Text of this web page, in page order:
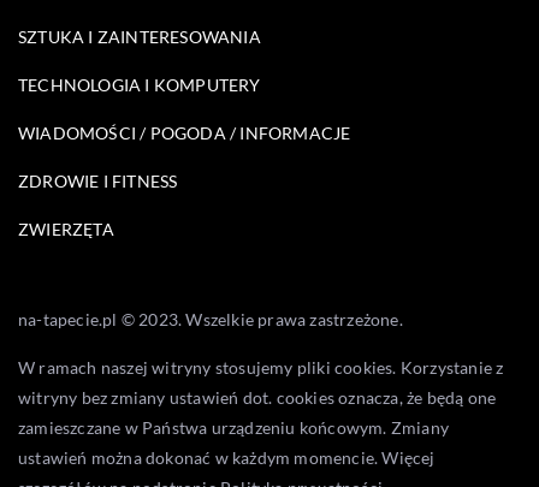
SZTUKA I ZAINTERESOWANIA
TECHNOLOGIA I KOMPUTERY
WIADOMOŚCI / POGODA / INFORMACJE
ZDROWIE I FITNESS
ZWIERZĘTA
na-tapecie.pl © 2023. Wszelkie prawa zastrzeżone.
W ramach naszej witryny stosujemy pliki cookies. Korzystanie z
witryny bez zmiany ustawień dot. cookies oznacza, że będą one
zamieszczane w Państwa urządzeniu końcowym. Zmiany
ustawień można dokonać w każdym momencie. Więcej